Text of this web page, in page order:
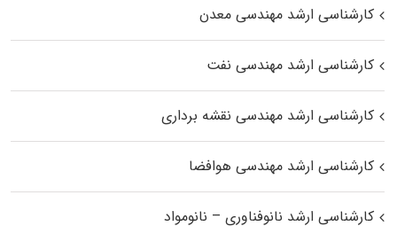
کارشناسی ارشد مهندسی معدن
کارشناسی ارشد مهندسی نفت
کارشناسی ارشد مهندسی نقشه برداری
کارشناسی ارشد مهندسی هوافضا
کارشناسی ارشد نانوفناوری – نانومواد